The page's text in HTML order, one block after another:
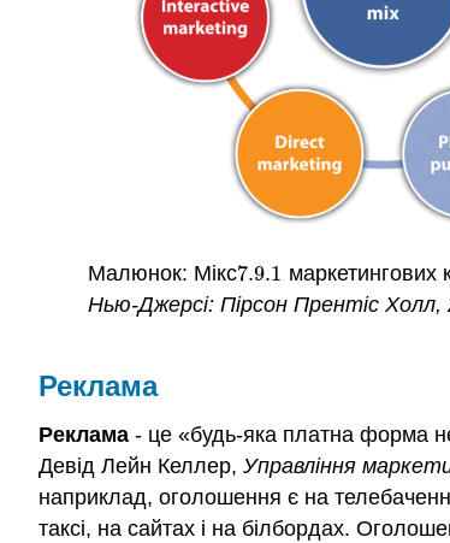
Малюнок: Мікс7.9.1
7.9.1 маркетингових
Нью-Джерсі: Пірсон Прентіс Холл,
Реклама
Реклама - це «будь-яка платна форма
Девід Лейн Келлер, Управління
наприклад, оголошення є на
таксі, на сайтах і на білбордах.